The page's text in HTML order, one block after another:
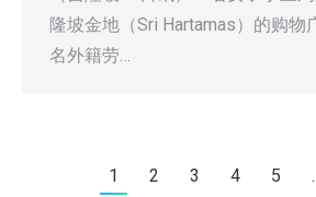
隆坡金地（Sri Hartamas）的购物
名外籍劳…
1 2 3 4 5